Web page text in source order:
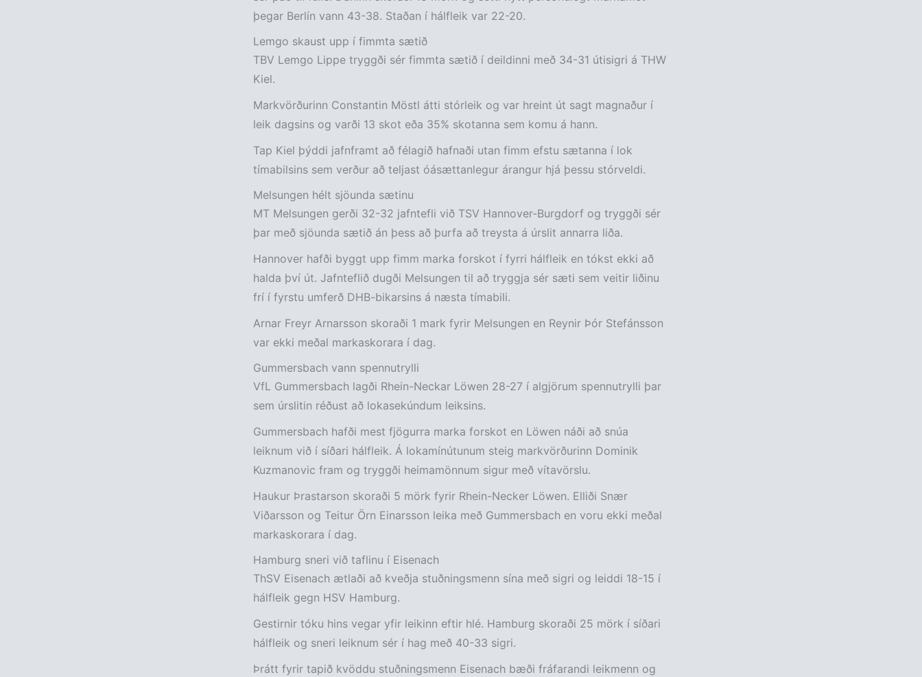
þegar Berlín vann 43-38. Staðan í hálfleik var 22-20.
Lemgo skaust upp í fimmta sætið
TBV Lemgo Lippe tryggði sér fimmta sætið í deildinni með 34-31 útisigri á THW
Kiel.
Markvörðurinn Constantin Möstl átti stórleik og var hreint út sagt magnaður í
leik dagsins og varði 13 skot eða 35% skotanna sem komu á hann.
Tap Kiel þýddi jafnframt að félagið hafnaði utan fimm efstu sætanna í lok
tímabilsins sem verður að teljast óásættanlegur árangur hjá þessu stórveldi.
Melsungen hélt sjöunda sætinu
MT Melsungen gerði 32-32 jafntefli við TSV Hannover-Burgdorf og tryggði sér
þar með sjöunda sætið án þess að þurfa að treysta á úrslit annarra liða.
Hannover hafði byggt upp fimm marka forskot í fyrri hálfleik en tókst ekki að
halda því út. Jafnteflið dugði Melsungen til að tryggja sér sæti sem veitir liðinu
frí í fyrstu umferð DHB-bikarsins á næsta tímabili.
Arnar Freyr Arnarsson skoraði 1 mark fyrir Melsungen en Reynir Þór Stefánsson
var ekki meðal markaskorara í dag.
Gummersbach vann spennutrylli
VfL Gummersbach lagði Rhein-Neckar Löwen 28-27 í algjörum spennutrylli þar
sem úrslitin réðust að lokasekúndum leiksins.
Gummersbach hafði mest fjögurra marka forskot en Löwen náði að snúa
leiknum við í síðari hálfleik. Á lokamínútunum steig markvörðurinn Dominik
Kuzmanovic fram og tryggði heimamönnum sigur með vítavörslu.
Haukur Þrastarson skoraði 5 mörk fyrir Rhein-Necker Löwen. Elliði Snær
Viðarsson og Teitur Örn Einarsson leika með Gummersbach en voru ekki meðal
markaskorara í dag.
Hamburg sneri við taflinu í Eisenach
ThSV Eisenach ætlaði að kveðja stuðningsmenn sína með sigri og leiddi 18-15 í
hálfleik gegn HSV Hamburg.
Gestirnir tóku hins vegar yfir leikinn eftir hlé. Hamburg skoraði 25 mörk í síðari
hálfleik og sneri leiknum sér í hag með 40-33 sigri.
Þrátt fyrir tapið kvöddu stuðningsmenn Eisenach bæði fráfarandi leikmenn og